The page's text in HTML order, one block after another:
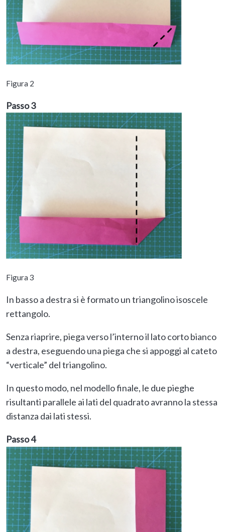
Figura 2
Passo 3
Figura 3
In basso a destra si è formato un triangolino isoscele
rettangolo.
Senza riaprire, piega verso l’interno il lato corto bianco
a destra, eseguendo una piega che si appoggi al cateto
“verticale” del triangolino.
In questo modo, nel modello finale, le due pieghe
risultanti parallele ai lati del quadrato avranno la stessa
distanza dai lati stessi.
Passo 4